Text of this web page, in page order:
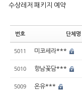
수상레저 패키지 예약
번호 단체명
5011 미코세라***
5010 향남꽃담***
5009 온유***